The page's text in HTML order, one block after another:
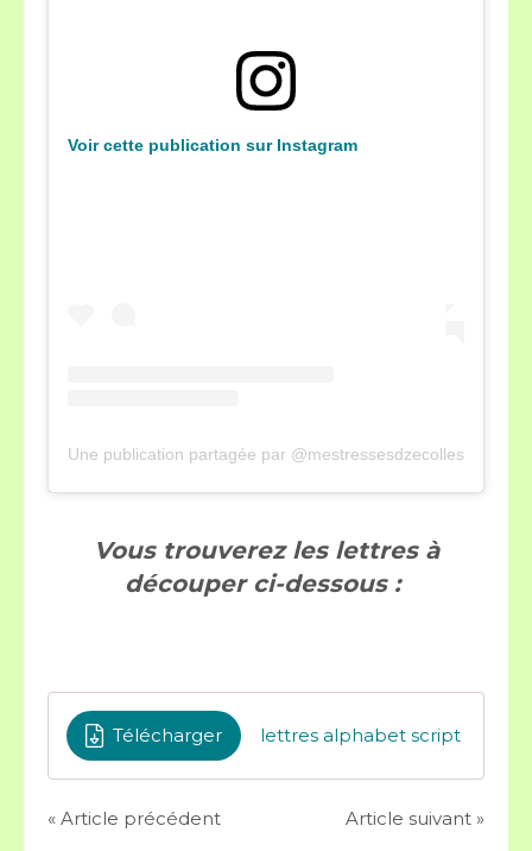
Voir cette publication sur Instagram
Une publication partagée par @mestressesdzecolles
Vous trouverez les lettres à
découper ci-dessous :
Télécharger lettres alphabet script
« Article précédent Article suivant »